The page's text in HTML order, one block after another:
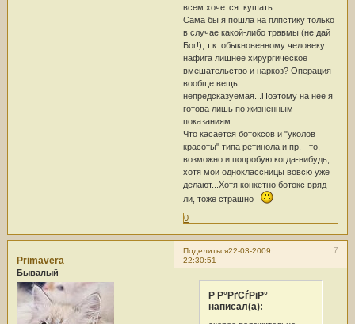
всем хочется кушать...
Сама бы я пошла на плпстику только
в случае какой-либо травмы (не дай
Бог!), т.к. обыкновенному человеку
нафига лишнее хирургическое
вмешательство и наркоз? Операция -
вообще вещь
непредсказуемая...Поэтому на нее я
готова лишь по жизненным
показаниям.
Что касается ботоксов и "уколов
красоты" типа ретинола и пр. - то,
возможно и попробую когда-нибудь,
хотя мои одноклассницы вовсю уже
делают...Хотя конкетно ботокс вряд
ли, тоже страшно
0
Поделиться 7
22-03-2009
22:30:51
Primavera
Бывалый
Р Р°РґСѓРіР°
написал(а):